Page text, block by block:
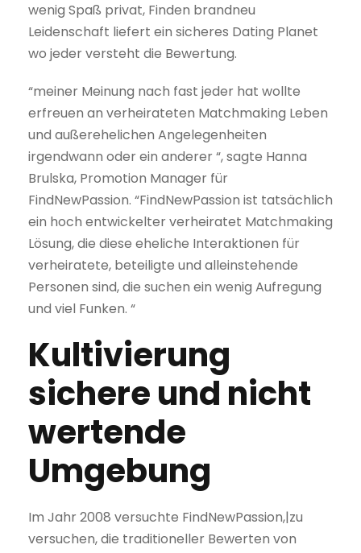
wenig Spaß privat, Finden brandneu
Leidenschaft liefert ein sicheres Dating Planet
wo jeder versteht die Bewertung.
“meiner Meinung nach fast jeder hat wollte
erfreuen an verheirateten Matchmaking Leben
und außerehelichen Angelegenheiten
irgendwann oder ein anderer “, sagte Hanna
Brulska, Promotion Manager für
FindNewPassion. “FindNewPassion ist tatsächlich
ein hoch entwickelter verheiratet Matchmaking
Lösung, die diese eheliche Interaktionen für
verheiratete, beteiligte und alleinstehende
Personen sind, die suchen ein wenig Aufregung
und viel Funken. “
Kultivierung
sichere und nicht
wertende
Umgebung
Im Jahr 2008 versuchte FindNewPassion,|zu
versuchen, die traditioneller Bewerten von